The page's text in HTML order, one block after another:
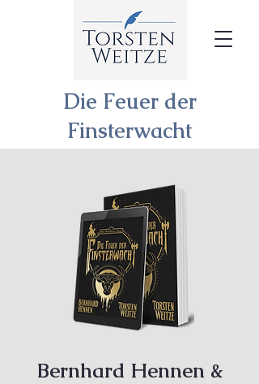
Die Feuer der
Finsterwacht
Bernhard Hennen &